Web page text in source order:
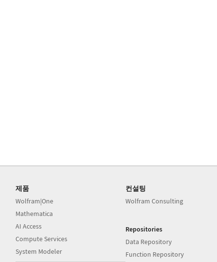
제품
Wolfram|One
Mathematica
AI Access
Compute Services
System Modeler
컨설팅
Wolfram Consulting
Repositories
Data Repository
Function Repository